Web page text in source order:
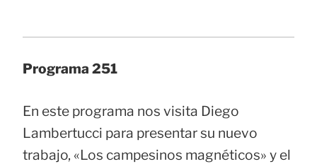
Programa 251
En este programa nos visita Diego
Lambertucci para presentar su nuevo
trabajo, «Los campesinos magnéticos» y el